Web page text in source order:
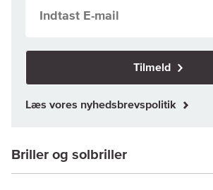
Tilmeld
Læs vores nyhedsbrevspolitik
Briller og solbriller